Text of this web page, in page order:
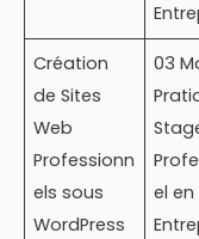
Création
de Sites
Web
Professionn
els sous
WordPress
03
el en